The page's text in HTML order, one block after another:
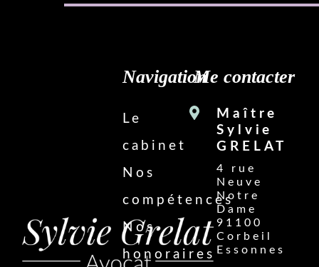
Navigation
Le
cabinet
Nos
compétences
Nos
honoraires
Me contacter
Maître
Sylvie
GRELAT
4 rue
Neuve
Notre
Dame
91100
Corbeil
Essonnes